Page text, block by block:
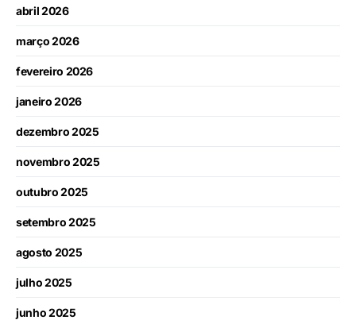
abril 2026
março 2026
fevereiro 2026
janeiro 2026
dezembro 2025
novembro 2025
outubro 2025
setembro 2025
agosto 2025
julho 2025
junho 2025